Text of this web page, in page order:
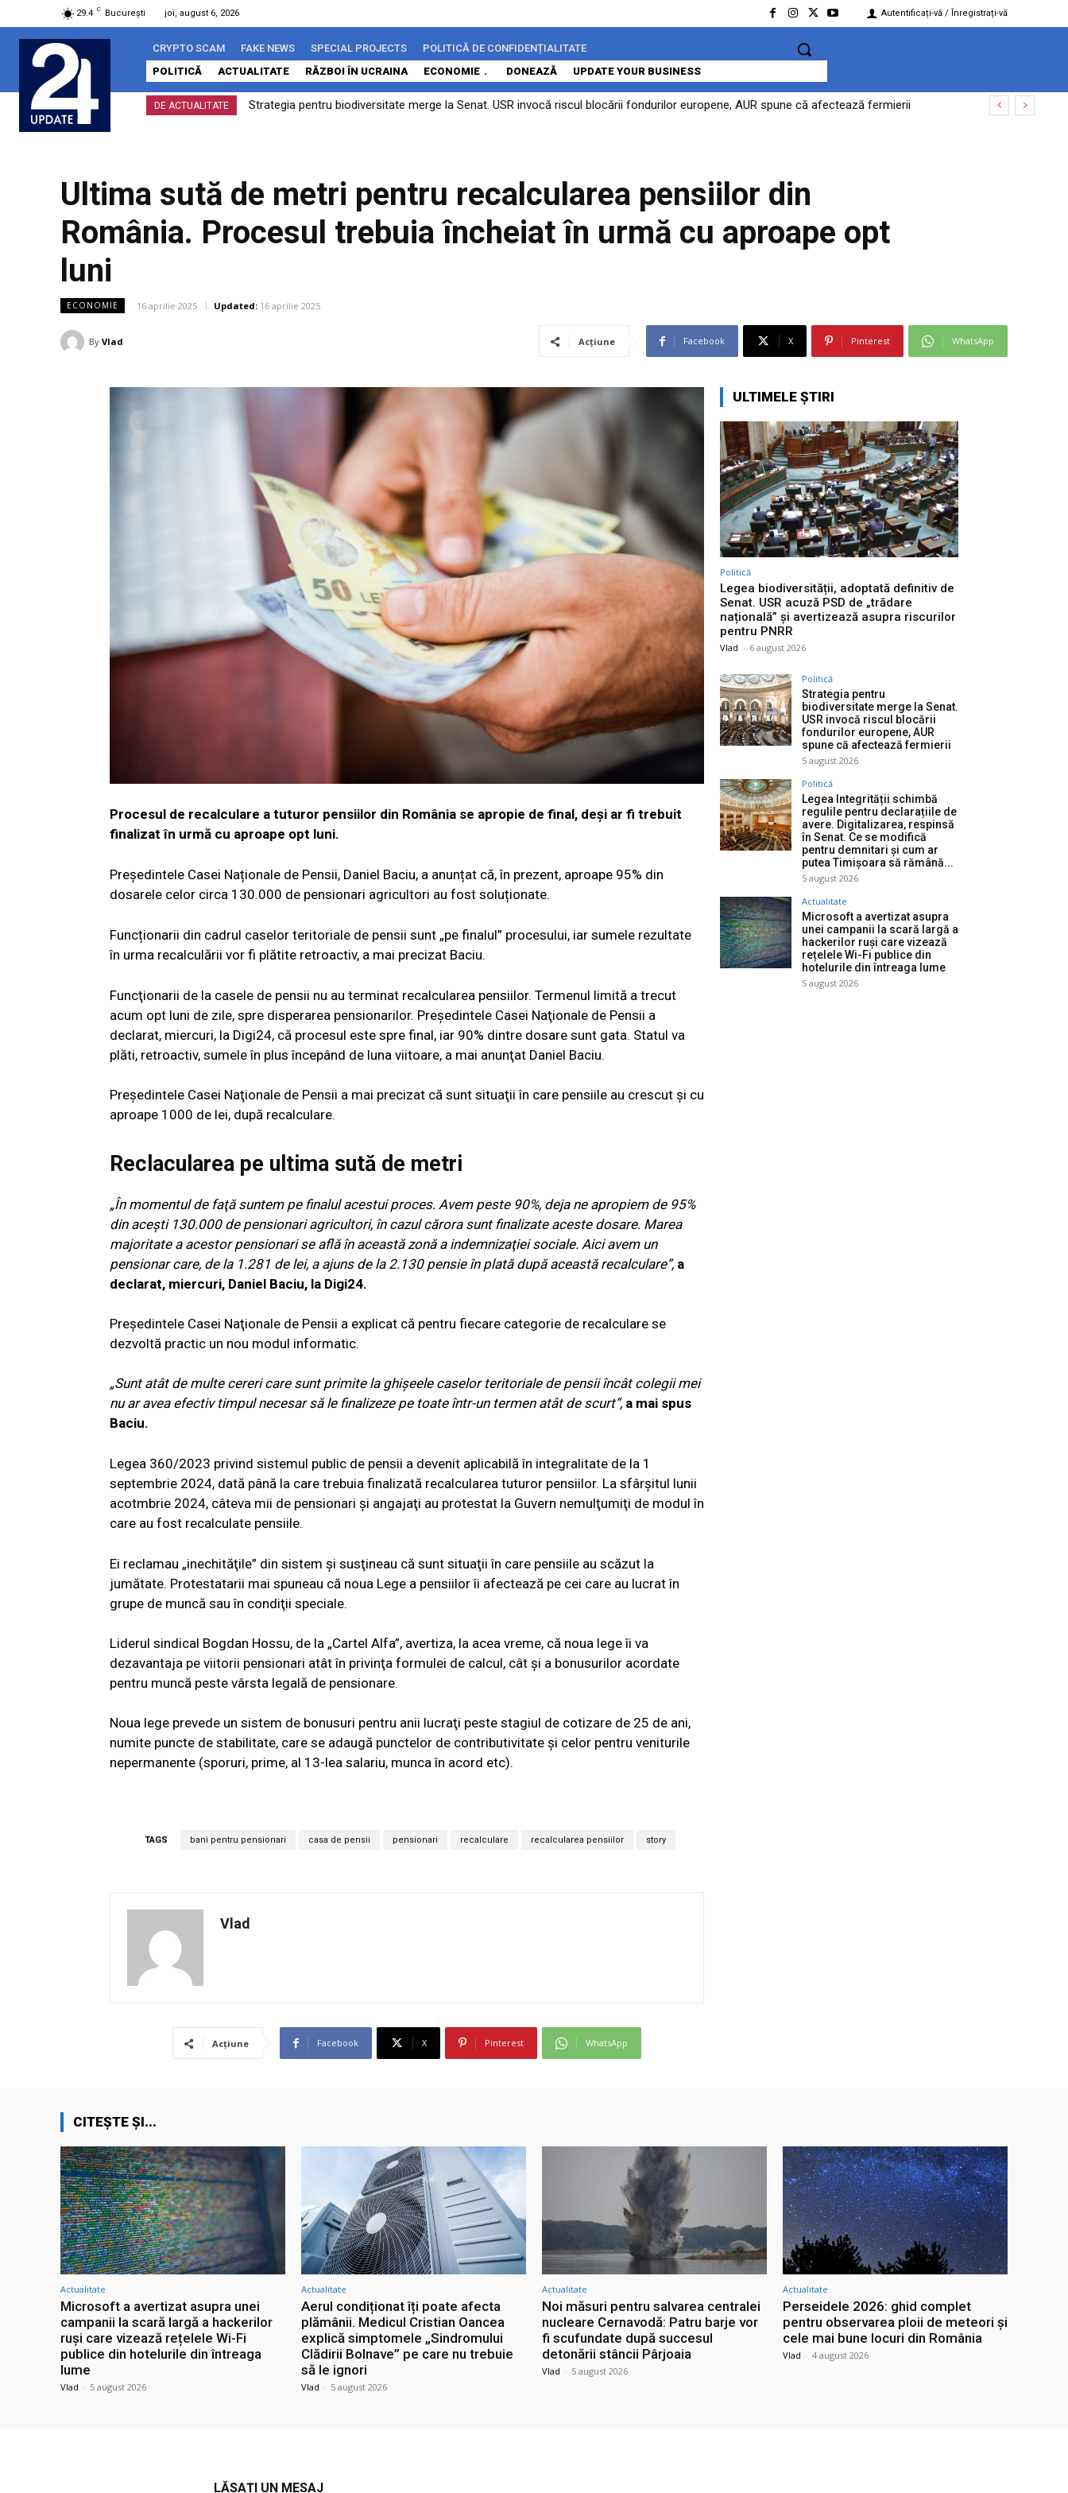
29.4 C București joi, august 6, 2026 Autentificați-vă / Înregistrați-vă
CRYPTO SCAM FAKE NEWS SPECIAL PROJECTS
POLITICĂ DE CONFIDENȚIALITATE
POLITICĂ
ACTUALITATE RĂZBOI ÎN UCRAINA ECONOMIE DONEAZĂ UPDATE YOUR BUSINESS
DE ACTUALITATE Strategia pentru biodiversitate merge la Senat. USR invocă riscul blocării fondurilor europene, AUR spune că afectează fermierii
Ultima sută de metri pentru recalcularea pensiilor din
România. Procesul trebuia încheiat în urmă cu aproape opt
luni
ECONOMIE 16 aprilie 2025 Updated: 16 aprilie 2025
By Vlad Acțiune Facebook X Pinterest WhatsApp
Procesul de recalculare a tuturor pensiilor din România se apropie de final, deși ar fi trebuit
finalizat în urmă cu aproape opt luni.
Președintele Casei Naționale de Pensii, Daniel Baciu, a anunțat că, în prezent, aproape 95% din
dosarele celor circa 130.000 de pensionari agricultori au fost soluționate.
Funcționarii din cadrul caselor teritoriale de pensii sunt „pe finalul” procesului, iar sumele rezultate
în urma recalculării vor fi plătite retroactiv, a mai precizat Baciu.
Funcţionarii de la casele de pensii nu au terminat recalcularea pensiilor. Termenul limită a trecut
acum opt luni de zile, spre disperarea pensionarilor. Preşedintele Casei Naţionale de Pensii a
declarat, miercuri, la Digi24, că procesul este spre final, iar 90% dintre dosare sunt gata. Statul va
plăti, retroactiv, sumele în plus începând de luna viitoare, a mai anunţat Daniel Baciu.
Preşedintele Casei Naţionale de Pensii a mai precizat că sunt situaţii în care pensiile au crescut şi cu
aproape 1000 de lei, după recalculare.
Reclacularea pe ultima sută de metri
„În momentul de faţă suntem pe finalul acestui proces. Avem peste 90%, deja ne apropiem de 95%
din aceşti 130.000 de pensionari agricultori, în cazul cărora sunt finalizate aceste dosare. Marea
majoritate a acestor pensionari se află în această zonă a indemnizaţiei sociale. Aici avem un
pensionar care, de la 1.281 de lei, a ajuns de la 2.130 pensie în plată după această recalculare”, a
declarat, miercuri, Daniel Baciu, la Digi24.
Preşedintele Casei Naţionale de Pensii a explicat că pentru fiecare categorie de recalculare se
dezvoltă practic un nou modul informatic.
„Sunt atât de multe cereri care sunt primite la ghişeele caselor teritoriale de pensii încât colegii mei
nu ar avea efectiv timpul necesar să le finalizeze pe toate într-un termen atât de scurt”, a mai spus
Baciu.
Legea 360/2023 privind sistemul public de pensii a devenit aplicabilă în integralitate de la 1
septembrie 2024, dată până la care trebuia finalizată recalcularea tuturor pensiilor. La sfârşitul lunii
acotmbrie 2024, câteva mii de pensionari şi angajaţi au protestat la Guvern nemulţumiţi de modul în
care au fost recalculate pensiile.
Ei reclamau „inechităţile” din sistem şi susţineau că sunt situaţii în care pensiile au scăzut la
jumătate. Protestatarii mai spuneau că noua Lege a pensiilor îi afectează pe cei care au lucrat în
grupe de muncă sau în condiţii speciale.
Liderul sindical Bogdan Hossu, de la „Cartel Alfa”, avertiza, la acea vreme, că noua lege îi va
dezavantaja pe viitorii pensionari atât în privinţa formulei de calcul, cât şi a bonusurilor acordate
pentru muncă peste vârsta legală de pensionare.
Noua lege prevede un sistem de bonusuri pentru anii lucraţi peste stagiul de cotizare de 25 de ani,
numite puncte de stabilitate, care se adaugă punctelor de contributivitate şi celor pentru veniturile
nepermanente (sporuri, prime, al 13-lea salariu, munca în acord etc).
TAGS bani pentru pensionari casa de pensii pensionari recalculare recalcularea pensiilor story
Vlad
Acțiune Facebook X Pinterest WhatsApp
ULTIMELE ȘTIRI
Politică
Legea biodiversității, adoptată definitiv de
Senat. USR acuză PSD de „trădare
națională” și avertizează asupra riscurilor
pentru PNRR
Vlad - 6 august 2026
Politică
Strategia pentru
biodiversitate merge la Senat.
USR invocă riscul blocării
fondurilor europene, AUR
spune că afectează fermierii
5 august 2026
Politică
Legea Integrității schimbă
regulile pentru declarațiile de
avere. Digitalizarea, respinsă
în Senat. Ce se modifică
pentru demnitari și cum ar
putea Timișoara să rămână...
5 august 2026
Actualitate
Microsoft a avertizat asupra
unei campanii la scară largă a
hackerilor ruși care vizează
rețelele Wi-Fi publice din
hotelurile din întreaga lume
5 august 2026
CITEȘTE ȘI...
Actualitate
Microsoft a avertizat asupra unei
campanii la scară largă a hackerilor
ruși care vizează rețelele Wi-Fi
publice din hotelurile din întreaga
lume
Vlad - 5 august 2026
Actualitate
Aerul condiționat îți poate afecta
plămânii. Medicul Cristian Oancea
explică simptomele „Sindromului
Clădirii Bolnave” pe care nu trebuie
să le ignori
Vlad - 5 august 2026
Actualitate
Noi măsuri pentru salvarea centralei
nucleare Cernavodă: Patru barje vor
fi scufundate după succesul
detonării stâncii Pârjoaia
Vlad - 5 august 2026
Actualitate
Perseidele 2026: ghid complet
pentru observarea ploii de meteori și
cele mai bune locuri din România
Vlad - 4 august 2026
LĂSAȚI UN MESAJ